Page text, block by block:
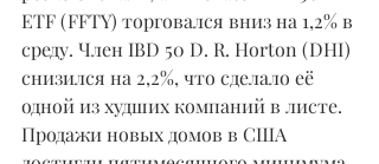
ETF (FFTY) торговался вниз на 1,2% в
среду. Член IBD 50 D. R. Horton (DHI)
снизился на 2,2%, что сделало её
одной из худших компаний в листе.
Продажи новых домов в США